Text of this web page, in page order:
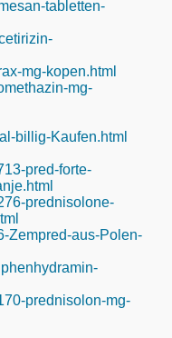
tabletten-
mg-kopen.html
mg-
billig-Kaufen.html
pred-forte-
prednisolone-
Zempred-aus-Polen-
prednisolon-mg-